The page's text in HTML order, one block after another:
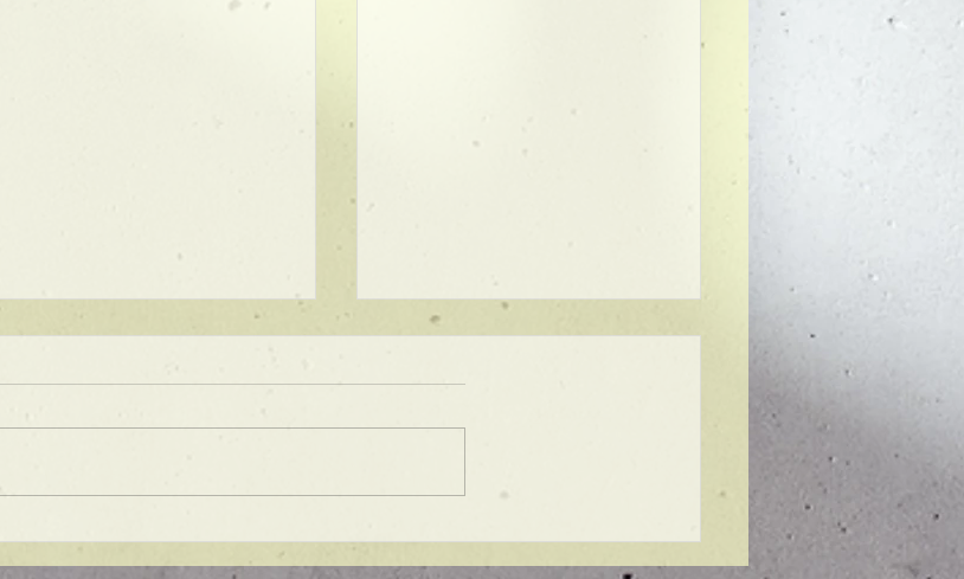
★ラインボブ【ぱつっとボ
で貴方だけのまとまるボブを提供
ュ！